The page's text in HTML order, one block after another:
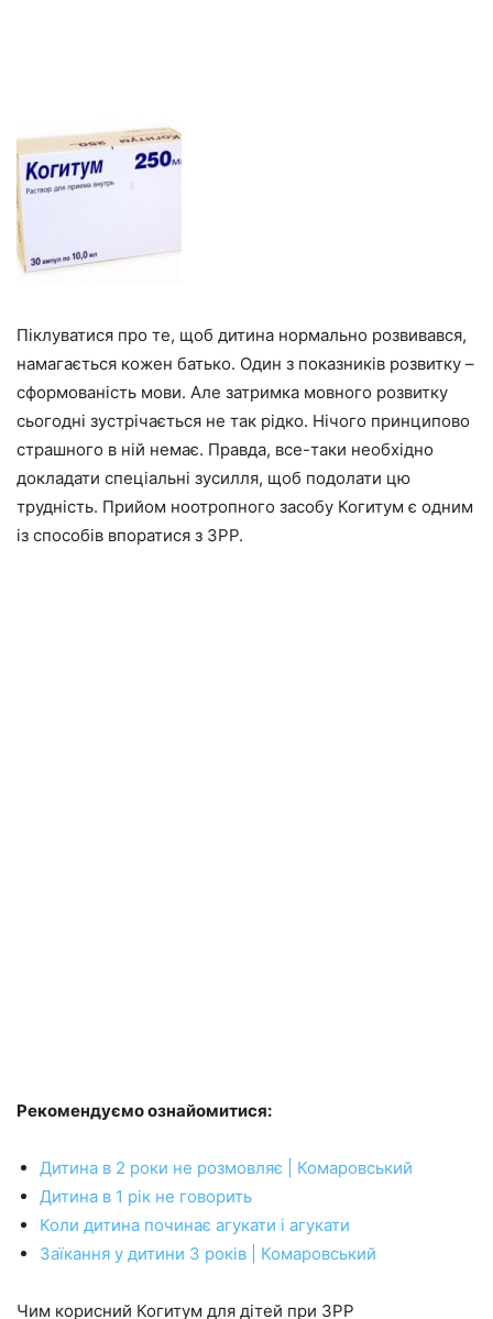
Піклуватися про те, щоб дитина нормально розвивався,
намагається кожен батько. Один з показників розвитку –
сформованість мови. Але затримка мовного розвитку
сьогодні зустрічається не так рідко. Нічого принципово
страшного в ній немає. Правда, все-таки необхідно
докладати спеціальні зусилля, щоб подолати цю
трудність. Прийом ноотропного засобу Когитум є одним
із способів впоратися з ЗРР.
Рекомендуємо ознайомитися:
Дитина в 2 роки не розмовляє | Комаровський
Дитина в 1 рік не говорить
Коли дитина починає агукати і агукати
Заїкання у дитини 3 років | Комаровський
Чим корисний Когитум для дітей при ЗРР